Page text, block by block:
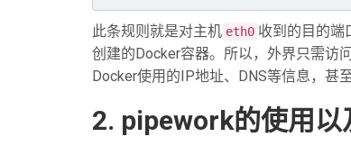
此条规则就是对主机 eth0 收到的目的端
创建的Docker容器。所以，外界只需访问
Docker使用的IP地址、DNS等信息，甚
2. pipework的使用以